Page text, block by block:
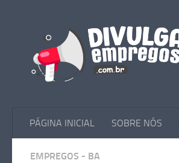
PÁGINA INICIAL SOBRE NÓS
EMPREGOS - BA